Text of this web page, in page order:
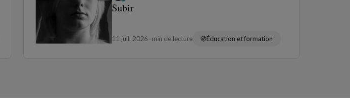
Subir
11 juil. 2026 min de lecture Éducation et formation